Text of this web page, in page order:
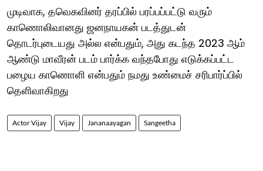
முடிவாக, தவெகவினர் தரப்பில் பரப்பப்பட்டு வரும்
காணொலிவானது ஜனநாயகன் படத்துடன்
தொடர்புடையது அல்ல என்பதும், அது கடந்த 2023 ஆம்
ஆண்டு மாவீரன் படம் பார்க்க வந்தபோது எடுக்கப்பட்ட
பழைய காணொளி என்பதும் நமது உண்மைச் சரிபார்ப்பில்
தெளிவாகிறது
Actor Vijay Vijay Jananaayagan Sangeetha